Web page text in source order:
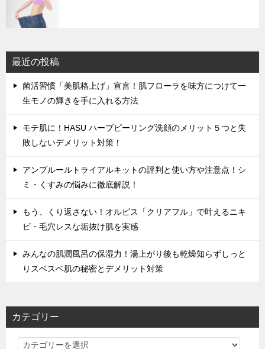
最近の投稿
菌活習慣「美肌格上げ」宣言！肌フローラを味方につけて一
生モノの輝きを手に入れる方法
モテ肌に！HASU ハーブピーリング洗顔のメリット５つと失
敗しないデメリット対策！
アンプルールトライアルキットの評判と使い方や注意点！シ
ミ・くすみの悩みに徹底解説！
もう、くり返さない！オルビス「クリアフル」で叶えるニキ
ビ・毛穴レスな垢抜け肌を実感
みんなの肌潤風呂の保湿力！湯上がり後も乾燥知らずしっと
りスベスベ肌の秘密とデメリット対策
カテゴリー
カ